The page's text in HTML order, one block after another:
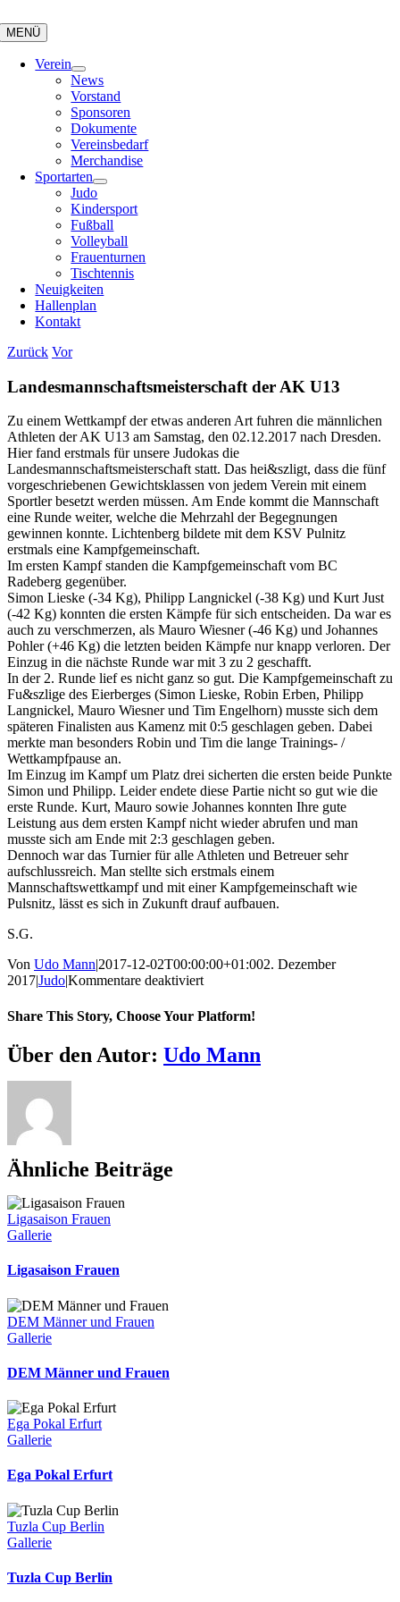
Inhalt
springen
MENÜ
Verein
News
Vorstand
Sponsoren
Dokumente
Vereinsbedarf
Merchandise
Sportarten
Judo
Kindersport
Fußball
Volleyball
Frauenturnen
Tischtennis
Neuigkeiten
Hallenplan
Kontakt
Zurück Vor
Landesmannschaftsmeisterschaft der AK U13
Zu einem Wettkampf der etwas anderen Art fuhren die männlichen
Athleten der AK U13 am Samstag, den 02.12.2017 nach Dresden.
Hier fand erstmals für unsere Judokas die
Landesmannschaftsmeisterschaft statt. Das hei&szligt, dass die fünf
vorgeschriebenen Gewichtsklassen von jedem Verein mit einem
Sportler besetzt werden müssen. Am Ende kommt die Mannschaft
eine Runde weiter, welche die Mehrzahl der Begegnungen
gewinnen konnte. Lichtenberg bildete mit dem KSV Pulnitz
erstmals eine Kampfgemeinschaft.
Im ersten Kampf standen die Kampfgemeinschaft vom BC
Radeberg gegenüber.
Simon Lieske (-34 Kg), Philipp Langnickel (-38 Kg) und Kurt Just
(-42 Kg) konnten die ersten Kämpfe für sich entscheiden. Da war es
auch zu verschmerzen, als Mauro Wiesner (-46 Kg) und Johannes
Pohler (+46 Kg) die letzten beiden Kämpfe nur knapp verloren. Der
Einzug in die nächste Runde war mit 3 zu 2 geschafft.
In der 2. Runde lief es nicht ganz so gut. Die Kampfgemeinschaft zu
Fu&szlige des Eierberges (Simon Lieske, Robin Erben, Philipp
Langnickel, Mauro Wiesner und Tim Engelhorn) musste sich dem
späteren Finalisten aus Kamenz mit 0:5 geschlagen geben. Dabei
merkte man besonders Robin und Tim die lange Trainings- /
Wettkampfpause an.
Im Einzug im Kampf um Platz drei sicherten die ersten beide Punkte
Simon und Philipp. Leider endete diese Partie nicht so gut wie die
erste Runde. Kurt, Mauro sowie Johannes konnten Ihre gute
Leistung aus dem ersten Kampf nicht wieder abrufen und man
musste sich am Ende mit 2:3 geschlagen geben.
Dennoch war das Turnier für alle Athleten und Betreuer sehr
aufschlussreich. Man stellte sich erstmals einem
Mannschaftswettkampf und mit einer Kampfgemeinschaft wie
Pulsnitz, lässt es sich in Zukunft drauf aufbauen.
S.G.
Von Udo Mann|2017-12-02T00:00:00+01:002. Dezember
2017|Judo|Kommentare deaktiviertfür
der
U13
Share This Story, Choose Your Platform!
Facebook
X
Reddit
LinkedIn
WhatsApp
Telegram
Tumblr
Pinterest
Vk
Xing
E-
Mail
Über den Autor: Udo Mann
Ähnliche Beiträge
Ligasaison Frauen
Gallerie
Ligasaison Frauen
DEM Männer und Frauen
Gallerie
DEM Männer und Frauen
Ega Pokal Erfurt
Gallerie
Ega Pokal Erfurt
Tuzla Cup Berlin
Gallerie
Tuzla Cup Berlin